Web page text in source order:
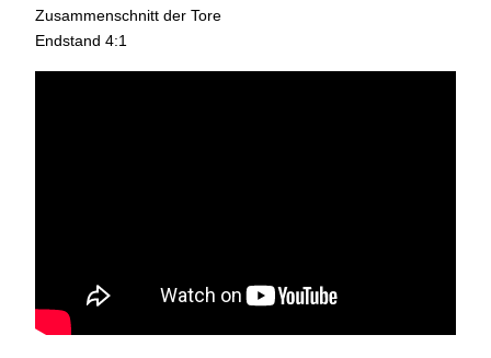
Zusammenschnitt der Tore
Endstand 4:1